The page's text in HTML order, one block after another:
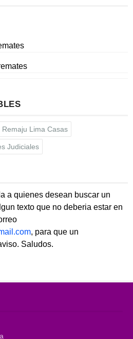
Remaju Lima Casas
Judiciales
a quienes desean buscar un
texto que no deberia estar en
, para que un
Saludos.